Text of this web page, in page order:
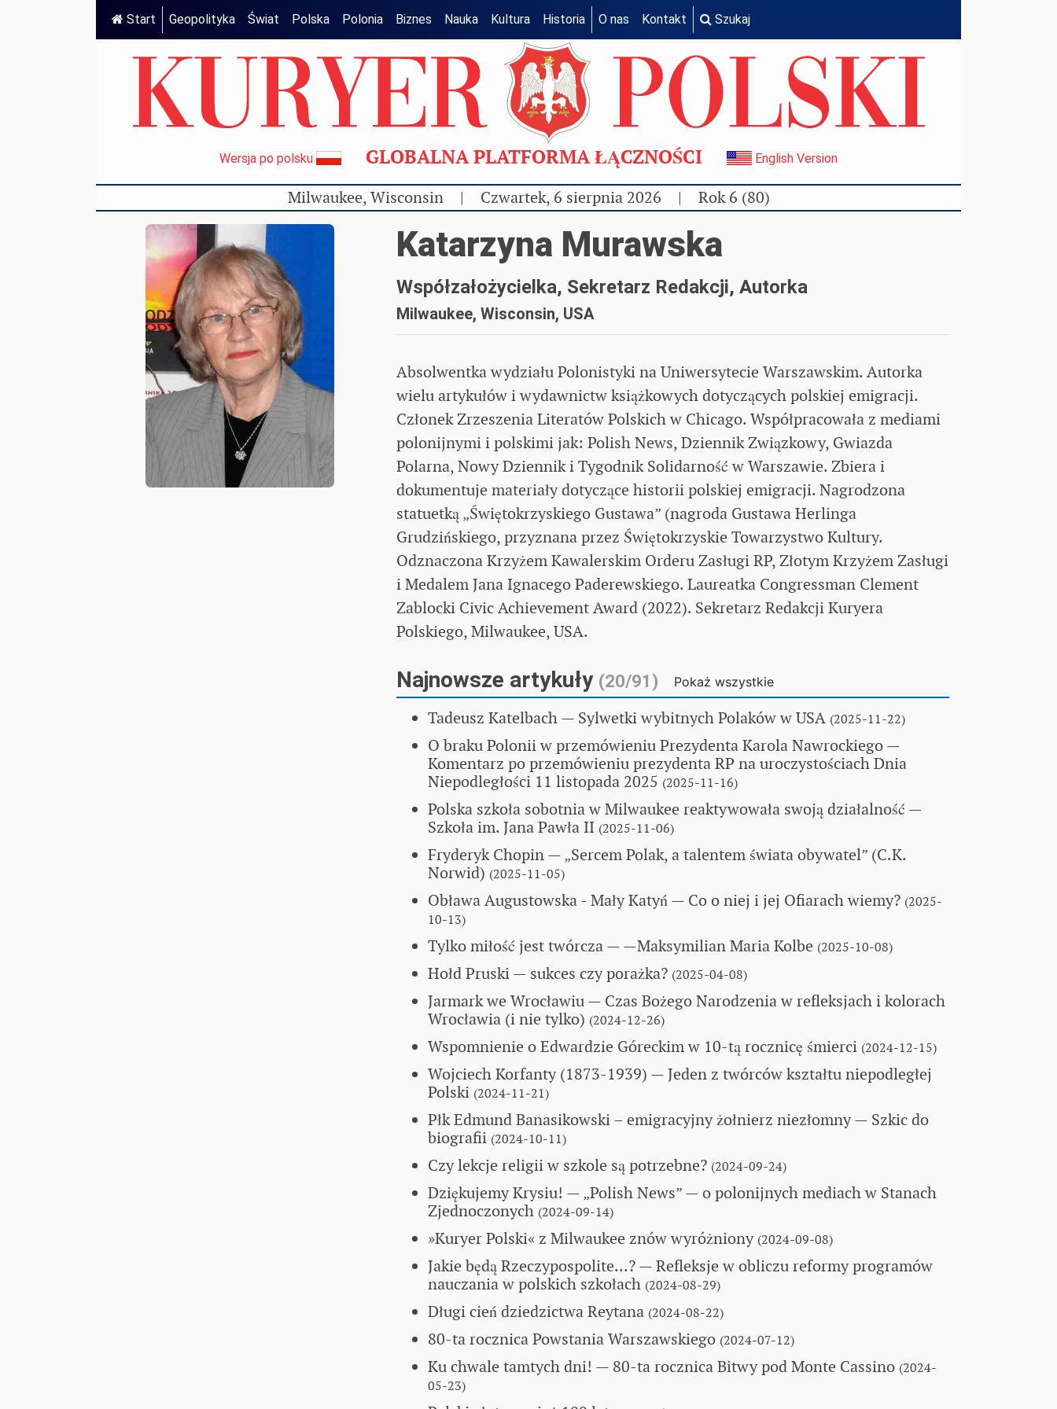
Start Geopolityka Świat Polska Polonia Biznes Nauka Kultura Historia O nas Kontakt Szukaj
Wersja po polsku GLOBALNA PLATFORMA ŁĄCZNOŚCI English Version
Milwaukee, Wisconsin | Czwartek, 6 sierpnia 2026 | Rok 6 (80)
Katarzyna Murawska
Współzałożycielka, Sekretarz Redakcji, Autorka
Milwaukee, Wisconsin, USA
Absolwentka wydziału Polonistyki na Uniwersytecie Warszawskim. Autorka
wielu artykułów i wydawnictw książkowych dotyczących polskiej emigracji.
Członek Zrzeszenia Literatów Polskich w Chicago. Współpracowała z mediami
polonijnymi i polskimi jak: Polish News, Dziennik Związkowy, Gwiazda
Polarna, Nowy Dziennik i Tygodnik Solidarność w Warszawie. Zbiera i
dokumentuje materiały dotyczące historii polskiej emigracji. Nagrodzona
statuetką „Świętokrzyskiego Gustawa” (nagroda Gustawa Herlinga
Grudzińskiego, przyznana przez Świętokrzyskie Towarzystwo Kultury.
Odznaczona Krzyżem Kawalerskim Orderu Zasługi RP, Złotym Krzyżem Zasługi
i Medalem Jana Ignacego Paderewskiego. Laureatka Congressman Clement
Zablocki Civic Achievement Award (2022). Sekretarz Redakcji Kuryera
Polskiego, Milwaukee, USA.
Najnowsze artykuły (20/91) Pokaż wszystkie
Tadeusz Katelbach— Sylwetki wybitnych Polaków w USA (2025-11-22)
O braku Polonii w przemówieniu Prezydenta Karola Nawrockiego—
Komentarz po przemówieniu prezydenta RP na uroczystościach Dnia
Niepodległości 11 listopada 2025 (2025-11-16)
Polska szkoła sobotnia w Milwaukee reaktywowała swoją działalność —
Szkoła im. Jana Pawła II (2025-11-06)
Fryderyk Chopin— „Sercem Polak, a talentem świata obywatel” (C.K.
Norwid) (2025-11-05)
Obława Augustowska - Mały Katyń— Co o niej i jej Ofiarach wiemy? (2025-
10-13)
Tylko miłość jest twórcza— —Maksymilian Maria Kolbe (2025-10-08)
Hołd Pruski — sukces czy porażka? (2025-04-08)
Jarmark we Wrocławiu— Czas Bożego Narodzenia w refleksjach i kolorach
Wrocławia (i nie tylko) (2024-12-26)
Wspomnienie o Edwardzie Góreckim w 10-tą rocznicę śmierci (2024-12-15)
Wojciech Korfanty (1873-1939) — Jeden z twórców kształtu niepodległej
Polski (2024-11-21)
Płk Edmund Banasikowski – emigracyjny żołnierz niezłomny— Szkic do
biografii (2024-10-11)
Czy lekcje religii w szkole są potrzebne? (2024-09-24)
Dziękujemy Krysiu! — „Polish News” — o polonijnych mediach w Stanach
Zjednoczonych (2024-09-14)
»Kuryer Polski« z Milwaukee znów wyróżniony (2024-09-08)
Jakie będą Rzeczypospolite...?— Refleksje w obliczu reformy programów
nauczania w polskich szkołach (2024-08-29)
Długi cień dziedzictwa Reytana (2024-08-22)
80-ta rocznica Powstania Warszawskiego (2024-07-12)
Ku chwale tamtych dni! — 80-ta rocznica Bitwy pod Monte Cassino (2024-
05-23)